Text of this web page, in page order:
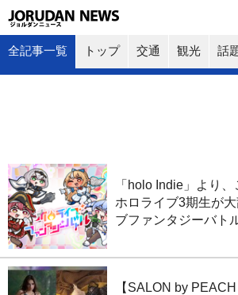
全記事一覧 トップ 交通 観光 話
「holo Indie」より
ホロライブ3期生が
ブファンタジーバト
【SALON by